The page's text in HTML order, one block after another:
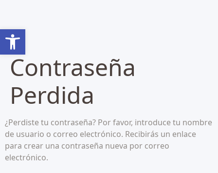
Contraseña
Perdida
¿Perdiste tu contraseña? Por favor, introduce tu nombre
de usuario o correo electrónico. Recibirás un enlace
para crear una contraseña nueva por correo
electrónico.
Abrir barra de herramientas